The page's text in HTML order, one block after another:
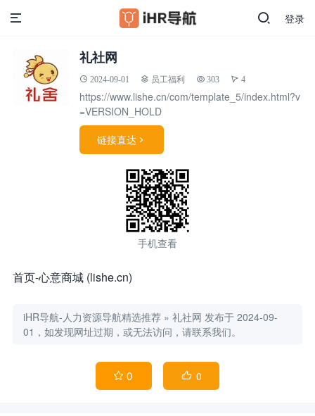
登录
礼社网
2024-09-01 员工福利 303 4
https://www.lishe.cn/com/template_5/index.html?v
=VERSION_HOLD
链接直达 
手机查看
首页-心意商城 (lishe.cn)
iHR导航-人力资源导航精选推荐 » 礼社网 发布于 2024-09-
01，如发现网址过期，或无法访问，请联系我们。
 0  0